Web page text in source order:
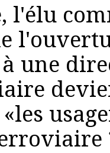
l'élu
à une